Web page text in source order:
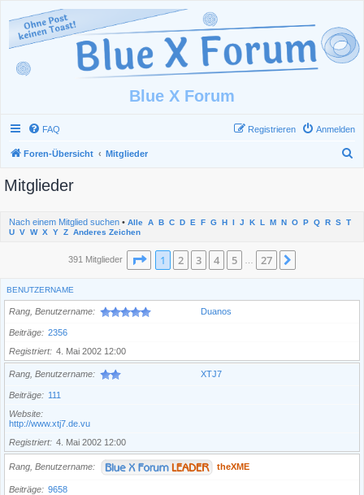
Blue X Forum
FAQ Anmelden
Registrieren
Foren-Übersicht Mitglieder
Mitglieder
Nach einem Mitglied suchen • Alle A B C D E F G H I J K L M N O P Q R S T
U V W X Y Z Anderes Zeichen
391 Mitglieder Seite 1von 27
1 2 3 4 5 27
BENUTZERNAME
Rang, Benutzername Duanos
Beiträge
2356
Registriert
4. Mai 2002 12:00
Rang, Benutzername XTJ7
Beiträge
111
Website
http://www.xtj7.de.vu
Registriert
4. Mai 2002 12:00
Rang, Benutzername theXME
Beiträge
9658